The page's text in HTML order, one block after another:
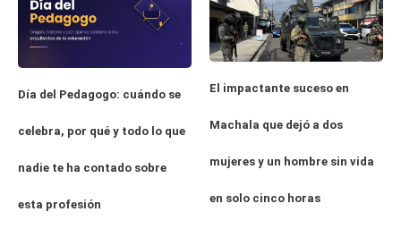
Día del Pedagogo: cuándo se
celebra, por qué y todo lo que
nadie te ha contado sobre
esta profesión
El impactante suceso en
Machala que dejó a dos
mujeres y un hombre sin vida
en solo cinco horas